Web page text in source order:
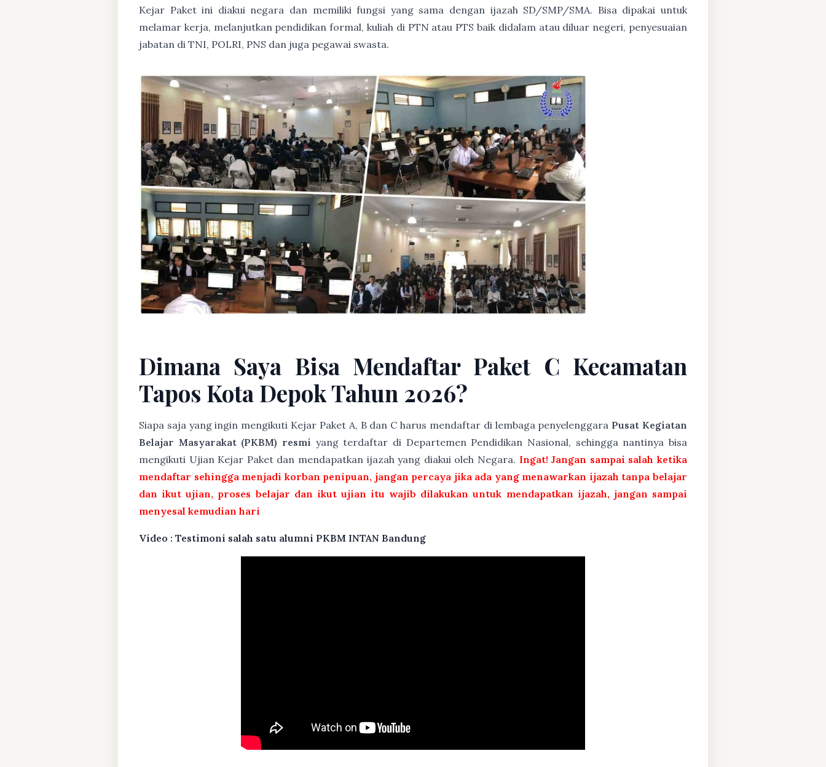
Kejar Paket ini diakui negara dan memiliki fungsi yang sama dengan ijazah SD/SMP/SMA. Bisa dipakai untuk
melamar kerja, melanjutkan pendidikan formal, kuliah di PTN atau PTS baik didalam atau diluar negeri, penyesuaian
jabatan di TNI, POLRI, PNS dan juga pegawai swasta.
Dimana Saya Bisa Mendaftar Paket C Kecamatan
Tapos Kota Depok Tahun 2026?
Siapa saja yang ingin mengikuti Kejar Paket A, B dan C harus mendaftar di lembaga penyelenggara Pusat Kegiatan
Belajar Masyarakat (PKBM) resmi yang terdaftar di Departemen Pendidikan Nasional, sehingga nantinya bisa
mengikuti Ujian Kejar Paket dan mendapatkan ijazah yang diakui oleh Negara. Ingat! Jangan sampai salah ketika
mendaftar sehingga menjadi korban penipuan, jangan percaya jika ada yang menawarkan ijazah tanpa belajar
dan ikut ujian, proses belajar dan ikut ujian itu wajib dilakukan untuk mendapatkan ijazah, jangan sampai
menyesal kemudian hari
Video : Testimoni salah satu alumni PKBM INTAN Bandung